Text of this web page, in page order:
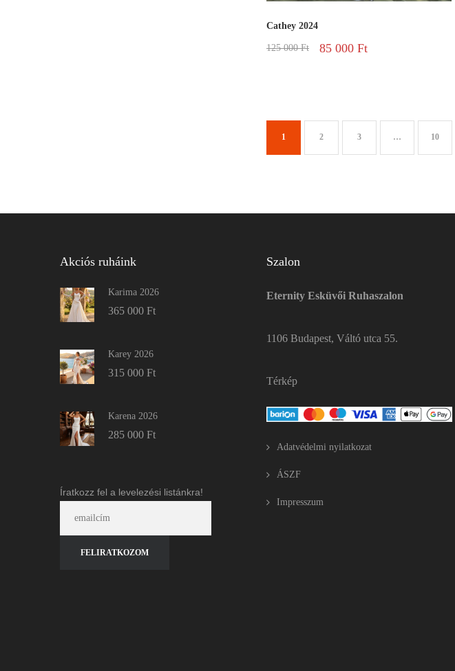
Cathey 2024
125 000Ft 85 000 Ft
1 2 3 … 10
Akciós ruháink
Karima 2026
365 000 Ft
Karey 2026
315 000 Ft
Karena 2026
285 000 Ft
Íratkozz fel a levelezési listánkra!
Szalon
Eternity Esküvői Ruhaszalon
1106 Budapest, Váltó utca 55.
Térkép
Adatvédelmi nyilatkozat
ÁSZF
Impresszum